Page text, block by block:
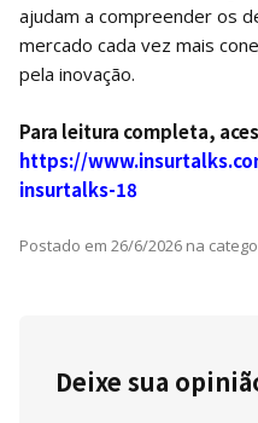
ajudam a compreender os
mercado cada vez mais
pela inovação.
Para leitura completa,
https://
insurtalks-18
Postado em 26/6/2026 na
Deixe sua